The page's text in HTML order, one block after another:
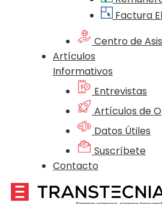
Factura
Centro de
Artículos
Informativos
Entrevistas
Artículos de
Datos Útiles
Suscríbete
Contacto